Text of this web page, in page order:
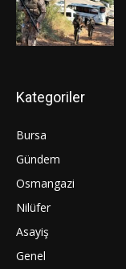
Kategoriler
Bursa
Gündem
Osmangazi
Nilüfer
Asayiş
Genel